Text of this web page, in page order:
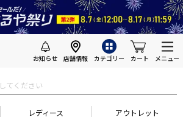
お知らせ 店舗情報 カテゴリー カート メニュー
レディース アウトレット